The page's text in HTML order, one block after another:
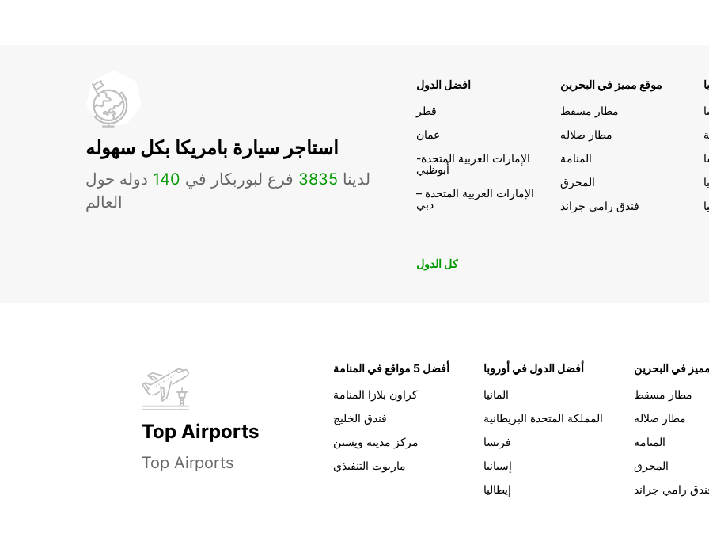
استاجر سيارة بامريكا بكل سهوله
لدينا 3835 فرع لبوربكار في 140 دوله حول
العالم
افضل الدول
قطر
عمان
الإمارات العربية المتحدة-
أبوظبي
الإمارات العربية المتحدة –
دبي
موقع مميز في البحرين
مطار مسقط
مطار صلاله
المنامة
المحرق
فندق رامي جراند
كل الدول
Top Airports
Top Airports
أفضل 5 مواقع في المنامة
كراون بلازا المنامة
فندق الخليج
مركز مدينة ويستن
ماريوت التنفيذي
أفضل الدول في أوروبا
المانيا
المملكة المتحدة البريطانية
فرنسا
إسبانيا
إيطاليا
في البحرين
مطار مسقط
مطار صلاله
المنامة
المحرق
رامي جراند